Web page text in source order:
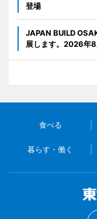
登場
JAPAN BUILD
展します。2026年8
食べる
暮らす・働く